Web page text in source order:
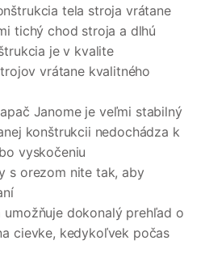
tela stroja vrátane
tichý chod stroja a dlhú
je v kvalite
vrátane kvalitného
Janome je veľmi stabilný
konštrukcii nedochádza k
vyskočeniu
s orezom nite tak, aby
dokonalý prehľad o
cievke, kedykoľvek počas